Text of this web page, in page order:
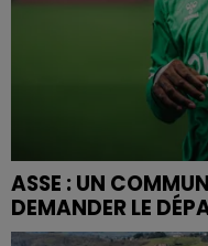
ASSE : UN
DEMANDER LE